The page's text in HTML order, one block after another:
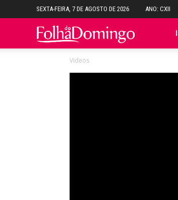
SEXTA-FEIRA, 7 DE AGOSTO DE 2026 ANO: CXII
Folha
Videos